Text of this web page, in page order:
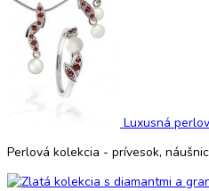
Luxusná
Perlová kolekcia - prívesok,